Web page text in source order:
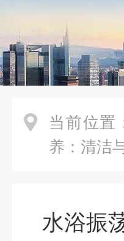
当前位置
养：清洁
水浴振